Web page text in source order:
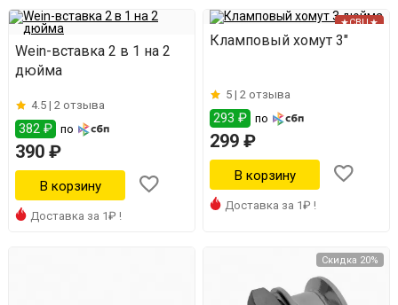
Wein-вставка 2 в 1 на 2
дюйма
4.5 | 2 отзыва
382 ₽ по
390 ₽
Доставка за 1₽ !
★СВЦ★
Кламповый хомут 3"
5 |2 отзыва
293 ₽ по
299 ₽
Доставка за 1₽ !
Скидка 20%